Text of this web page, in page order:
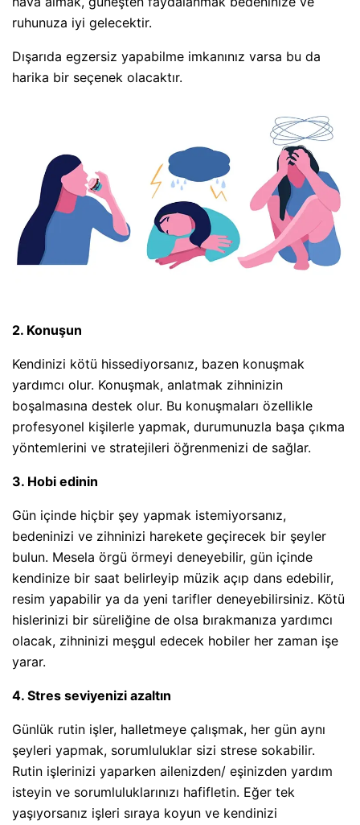
ruhunuza iyi gelecektir.
Dışarıda egzersiz yapabilme imkanınız varsa bu da
harika bir seçenek olacaktır.
2. Konuşun
Kendinizi kötü hissediyorsanız, bazen konuşmak
yardımcı olur. Konuşmak, anlatmak zihninizin
boşalmasına destek olur. Bu konuşmaları özellikle
profesyonel kişilerle yapmak, durumunuzla başa çıkma
yöntemlerini ve stratejileri öğrenmenizi de sağlar.
3. Hobi edinin
Gün içinde hiçbir şey yapmak istemiyorsanız,
bedeninizi ve zihninizi harekete geçirecek bir şeyler
bulun. Mesela örgü örmeyi deneyebilir, gün içinde
kendinize bir saat belirleyip müzik açıp dans edebilir,
resim yapabilir ya da yeni tarifler deneyebilirsiniz. Kötü
hislerinizi bir süreliğine de olsa bırakmanıza yardımcı
olacak, zihninizi meşgul edecek hobiler her zaman işe
yarar.
4. Stres seviyenizi azaltın
Günlük rutin işler, halletmeye çalışmak, her gün aynı
şeyleri yapmak, sorumluluklar sizi strese sokabilir.
Rutin işlerinizi yaparken ailenizden/ eşinizden yardım
isteyin ve sorumluluklarınızı hafifletin. Eğer tek
yaşıyorsanız işleri sıraya koyun ve kendinizi